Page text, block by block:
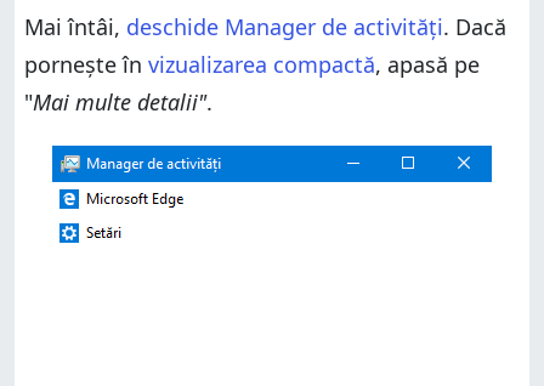
Mai întâi, deschide Manager de activități. Dacă
pornește în vizualizarea compactă, apasă pe
"Mai multe detalii".